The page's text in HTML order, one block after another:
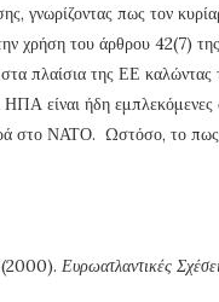
γνωρίζοντας πως τον
χρήση του άρθρου 42(7)
πλαίσια της ΕΕ
είναι ήδη εμπλεκόμενες
στο ΝΑΤΟ. Ωστόσο, το πως
(2000). Ευρωατλαντικές